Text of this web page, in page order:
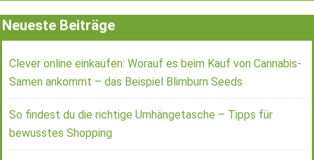
Neueste Beiträge
Clever online einkaufen: Worauf es beim Kauf von Cannabis-
Samen ankommt – das Beispiel Blimburn Seeds
So findest du die richtige Umhängetasche – Tipps für
bewusstes Shopping